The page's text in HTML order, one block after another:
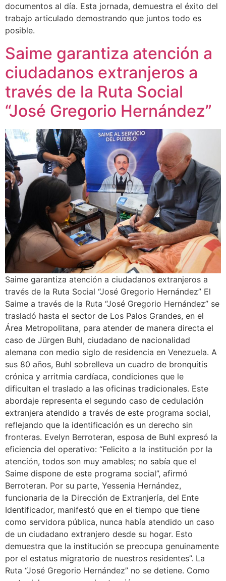
documentos al día. Esta jornada, demuestra el éxito del
trabajo articulado demostrando que juntos todo es
posible.
Saime garantiza atención a
ciudadanos extranjeros a
través de la Ruta Social
“José Gregorio Hernández”
Saime garantiza atención a ciudadanos extranjeros a
través de la Ruta Social “José Gregorio Hernández” El
Saime a través de la Ruta “José Gregorio Hernández” se
trasladó hasta el sector de Los Palos Grandes, en el
Área Metropolitana, para atender de manera directa el
caso de Jürgen Buhl, ciudadano de nacionalidad
alemana con medio siglo de residencia en Venezuela. A
sus 80 años, Buhl sobrelleva un cuadro de bronquitis
crónica y arritmia cardíaca, condiciones que le
dificultan el traslado a las oficinas tradicionales. Este
abordaje representa el segundo caso de cedulación
extranjera atendido a través de este programa social,
reflejando que la identificación es un derecho sin
fronteras. Evelyn Berroteran, esposa de Buhl expresó la
eficiencia del operativo: “Felicito a la institución por la
atención, todos son muy amables; no sabía que el
Saime dispone de este programa social”, afirmó
Berroteran. Por su parte, Yessenia Hernández,
funcionaria de la Dirección de Extranjería, del Ente
Identificador, manifestó que en el tiempo que tiene
como servidora pública, nunca había atendido un caso
de un ciudadano extranjero desde su hogar. Esto
demuestra que la institución se preocupa genuinamente
por el estatus migratorio de nuestros residentes”. La
Ruta “José Gregorio Hernández” no se detiene. Como